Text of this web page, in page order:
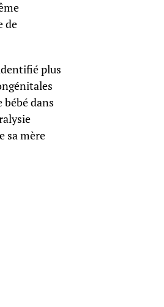
de
plus
dans
sa mère